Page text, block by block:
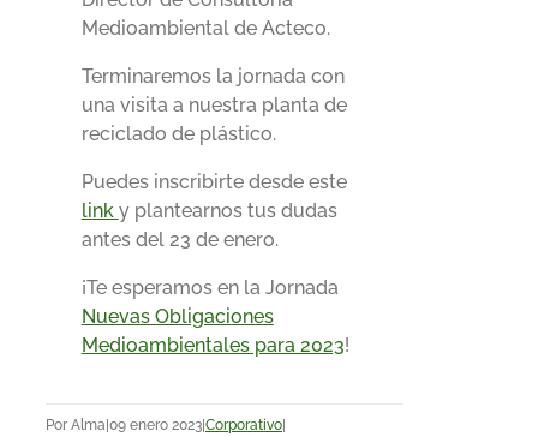
Medioambiental de Acteco.
Terminaremos la jornada con
una visita a nuestra planta de
reciclado de plástico.
Puedes inscribirte desde este
link y plantearnos tus dudas
antes del 23 de enero.
¡Te esperamos en la Jornada
Nuevas Obligaciones
Medioambientales para 2023!
Por Alma|09 enero 2023|Corporativo|